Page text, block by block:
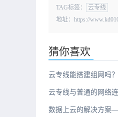
TAG标签：
云专线
地址：https://
猜你喜欢
云专线能搭建组网吗？
云专线与普通的网络
数据上云的解决方案